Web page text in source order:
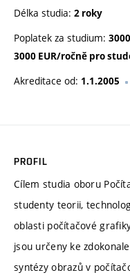
Délka studia: 2 roky
Poplatek za studium:
3000 EUR/ročně pro
Akreditace od: 1.1.2005
PROFIL
Cílem studia oboru
studenty teorii,
oblasti počítačové
jsou určeny ke
syntézy obrazů v